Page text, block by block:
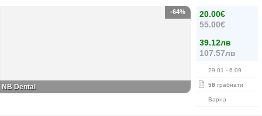
20.00€
55.00€
39.12лв
107.57лв
29.01 - 6.09
58 грабнати
Варна
-64%
NB Dental